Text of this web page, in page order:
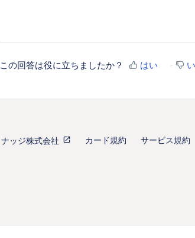
この回答は役に立ちましたか？ はい
ナッジ株式会社 カード規約 サービス規約